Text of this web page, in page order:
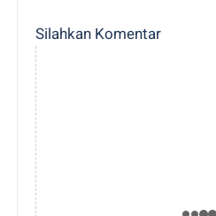
Silahkan Komentar